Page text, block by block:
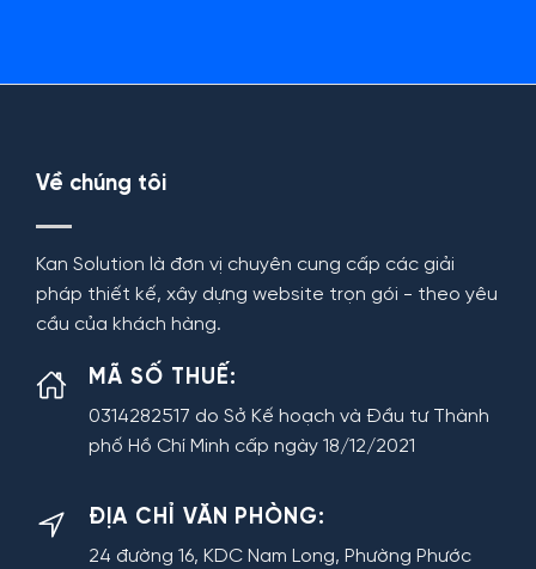
Về chúng tôi
Kan Solution là đơn vị chuyên cung cấp các giải
pháp thiết kế, xây dựng website trọn gói - theo yêu
cầu của khách hàng.
MÃ SỐ THUẾ:
0314282517 do Sở Kế hoạch và Đầu tư Thành
phố Hồ Chí Minh cấp ngày 18/12/2021
ĐỊA CHỈ VĂN PHÒNG:
24 đường 16, KDC Nam Long, Phường Phước